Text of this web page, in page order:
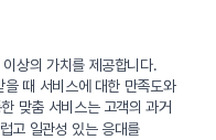
상의 가치를 제공합니다.
을 때 서비스에 대한 만족도와
맞춤 서비스는 고객의 과거
고 일관성 있는 응대를